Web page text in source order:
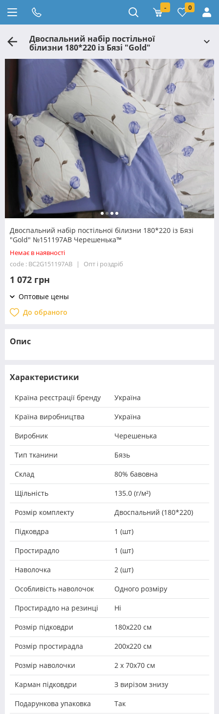
- 0
Двоспальний набір постільної
білизни 180*220 із Бязі "Gold"
№151197АВ Черешенька™
Двоспальний набір постільної білизни 180*220 із Бязі
"Gold" №151197АВ Черешенька™
Немає в наявності
code : BC2G151197АВ
Опт і роздріб
1 072 грн
Оптовые цены
До обраного
Опис
Характеристики
Країна реєстрації бренду Україна
Країна виробництва Україна
Виробник Черешенька
Тип тканини Бязь
Склад 80% бавовна
Щільність 135.0 (г/м²)
Розмір комплекту Двоспальний (180*220)
Підковдра 1 (шт)
Простирадло 1 (шт)
Наволочка 2 (шт)
Особливість наволочок Одного розміру
Простирадло на резинці Ні
Розмір підковдри 180х220 см
Розмір простирадла 200х220 см
Розмір наволочки 2 х 70х70 см
Карман підковдри З вирізом знизу
Подарункова упаковка Так